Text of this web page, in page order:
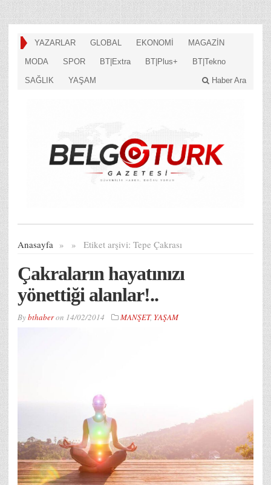
YAZARLAR GLOBAL EKONOMİ MAGAZİN
MODA SPOR BT|Extra BT|Plus+ BT|Tekno
SAĞLIK YAŞAM Haber Ara
Anasayfa » Etiket arşivi:
» Tepe Çakrası
Çakraların hayatınızı
yönettiği alanlar!..
Bybthaberon 14/02/2014 MANŞET, YAŞAM